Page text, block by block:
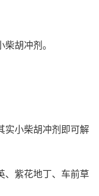
胡冲剂。
实小柴胡冲剂即可解
、紫花地丁、车前草